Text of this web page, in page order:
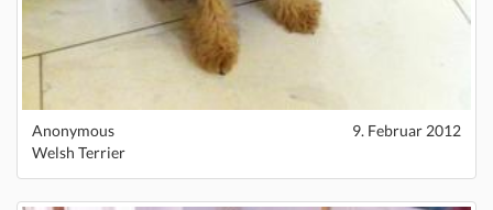
Anonymous
9. Februar 2012
Welsh Terrier